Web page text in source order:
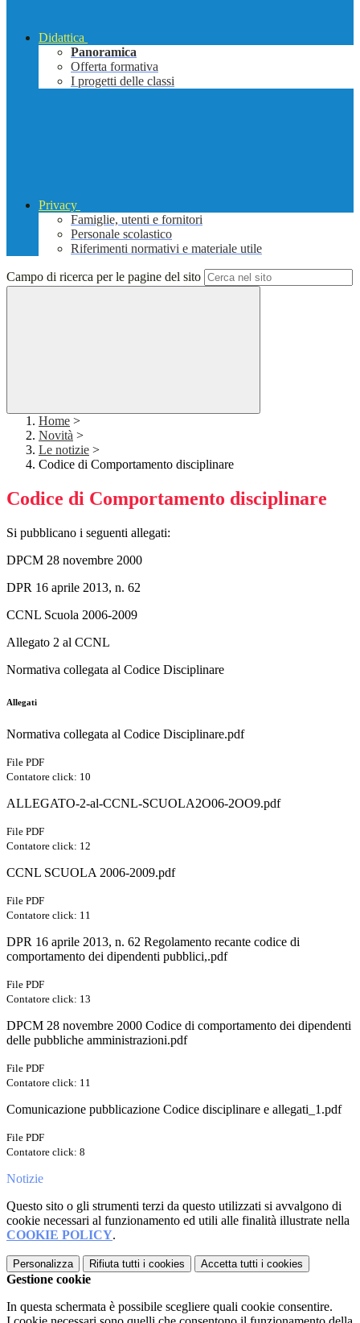
Didattica
Panoramica
Offerta formativa
I progetti delle classi
Privacy
Famiglie, utenti e fornitori
Personale scolastico
Riferimenti normativi e materiale utile
Campo di ricerca per le pagine del sito
Home >
Novità >
Le notizie >
Codice di Comportamento disciplinare
Codice di Comportamento disciplinare
Si pubblicano i seguenti allegati:
DPCM 28 novembre 2000
DPR 16 aprile 2013, n. 62
CCNL Scuola 2006-2009
Allegato 2 al CCNL
Normativa collegata al Codice Disciplinare
Allegati
Normativa collegata al Codice Disciplinare.pdf
File PDF
Contatore click: 10
ALLEGATO-2-al-CCNL-SCUOLA2O06-2OO9.pdf
File PDF
Contatore click: 12
CCNL SCUOLA 2006-2009.pdf
File PDF
Contatore click: 11
DPR 16 aprile 2013, n. 62 Regolamento recante codice di
comportamento dei dipendenti pubblici,.pdf
File PDF
Contatore click: 13
DPCM 28 novembre 2000 Codice di comportamento dei dipendenti
delle pubbliche amministrazioni.pdf
File PDF
Contatore click: 11
Comunicazione pubblicazione Codice disciplinare e allegati_1.pdf
File PDF
Contatore click: 8
Notizie
Questo sito o gli strumenti terzi da questo utilizzati si avvalgono di
cookie necessari al funzionamento ed utili alle finalità illustrate nella
COOKIE POLICY.
Personalizza Rifiuta tutti i cookies Accetta tutti i cookies
Gestione cookie
In questa schermata è possibile scegliere quali cookie consentire.